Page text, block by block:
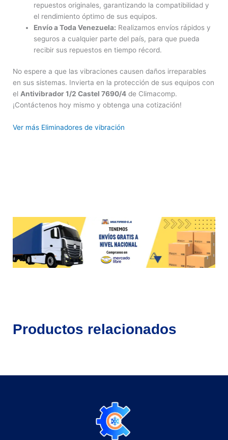
repuestos originales, garantizando la compatibilidad y
el rendimiento óptimo de sus equipos.
Envío a Toda Venezuela: Realizamos envíos rápidos y
seguros a cualquier parte del país, para que pueda
recibir sus repuestos en tiempo récord.
No espere a que las vibraciones causen daños irreparables
en sus sistemas. Invierta en la protección de sus equipos con
el Antivibrador 1/2 Castel 7690/4 de Climacomp.
¡Contáctenos hoy mismo y obtenga una cotización!
Ver más Eliminadores de vibración
Productos relacionados